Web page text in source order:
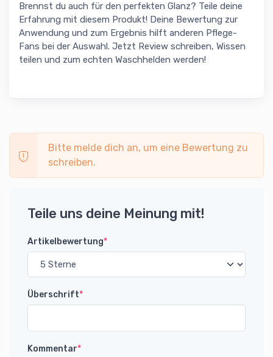
Brennst du auch für den perfekten Glanz? Teile deine
Erfahrung mit diesem Produkt! Deine Bewertung zur
Anwendung und zum Ergebnis hilft anderen Pflege-
Fans bei der Auswahl. Jetzt Review schreiben, Wissen
teilen und zum echten Waschhelden werden!
Bitte melde dich an, um eine Bewertung zu
schreiben.
Teile uns deine Meinung mit!
Artikelbewertung*
Überschrift*
Kommentar*